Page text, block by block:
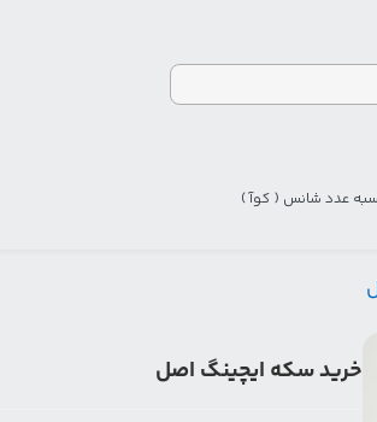
عدد شانس ( کوآ )
خرید سکه ایچینگ اصل